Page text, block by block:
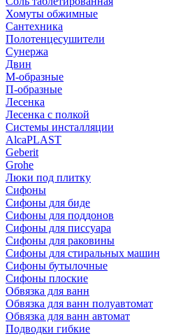
Хомуты обжимные
Сантехника
Полотенцесушители
Сунержа
Двин
М-образные
П-образные
Лесенка
Лесенка с полкой
Системы инсталляции
AlcaPLAST
Geberit
Grohe
Люки под плитку
Сифоны
Сифoны для биде
Сифoны для поддонов
Сифoны для писсуара
Сифоны для раковины
Сифоны для стиральных машин
Сифоны бутылочные
Сифоны плоские
Обвязка для ванн
Обвязка для ванн полуавтомат
Обвязка для ванн автомат
Подводки гибкие